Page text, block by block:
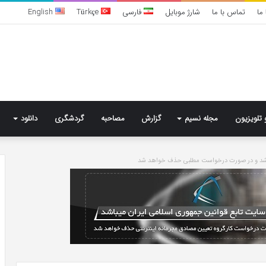
تماس با ما شارژ موبایل فارسی Türkçe
English
تلویزیون مجله نسیم گزارش مصاحبه گردشگری دانلود
و در صورت درخواست مطلبی حذف خواهد شد
سندرم
پرادر-
ویلی
چگونه
انجام
3 روز پیش